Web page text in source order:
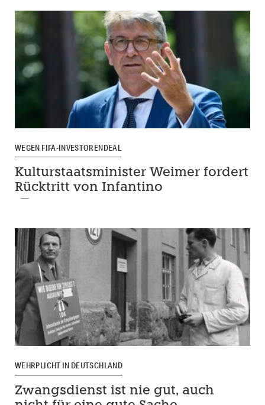
WEGEN FIFA-INVESTORENDEAL
Kulturstaatsminister Weimer fordert
Rücktritt von Infantino
WEHRPLICHT IN DEUTSCHLAND
Zwangsdienst ist nie gut, auch